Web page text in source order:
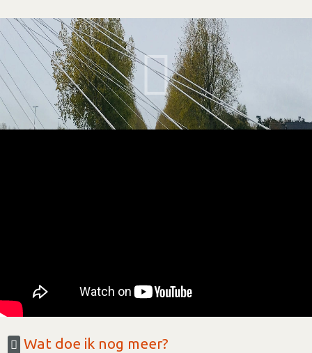
Wat doe ik nog meer?